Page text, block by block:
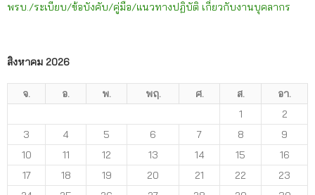
พรบ./ระเบียบ/ข้อบังคับ/คู่มือ/แนวทางปฏิบัติ เกี่ยวกับงานบุคลากร
สิงหาคม 2026
จ. อ. พ. พฤ. ศ. ส.
อา.
1
2
3
4 5 6 7 8
9
10
11 12 13 14 15
16
17
18 19 20 21 22
23